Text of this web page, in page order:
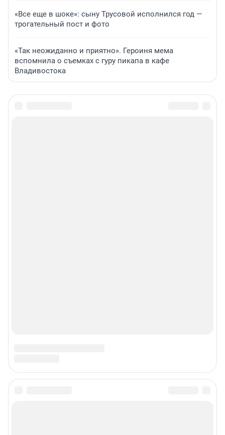
«Все еще в шоке»: сыну Трусовой исполнился год —
трогательный пост и фото
«Так неожиданно и приятно». Героиня мема
вспомнила о съемках с гуру пикапа в кафе
Владивостока